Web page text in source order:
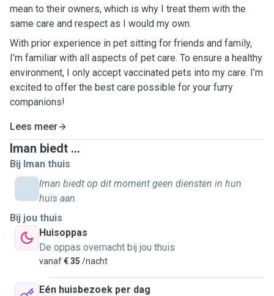
mean to their owners, which is why I treat them with the
same care and respect as I would my own.
With prior experience in pet sitting for friends and family,
I’m familiar with all aspects of pet care. To ensure a healthy
environment, I only accept vaccinated pets into my care. I’m
excited to offer the best care possible for your furry
companions!
Lees meer
Iman biedt ...
Bij Iman thuis
Iman biedt op dit moment geen diensten in hun
huis aan.
Bij jou thuis
Huisoppas
De oppas overnacht bij jou thuis
vanaf€ 35 /nacht
Eén huisbezoek per dag